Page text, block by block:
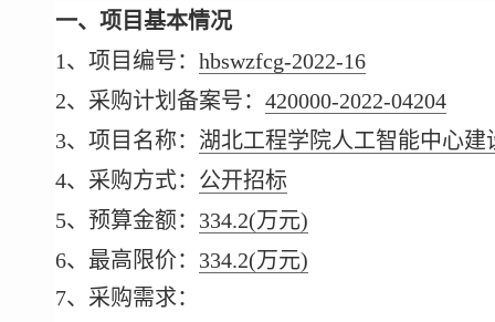
一、项目基本情况
1、项目编号： hbswzfcg-2022-16
2、采购计划备案号： 420000-2022-04204
3、项目名称： 湖北工程学院人工智能中心
4、采购方式： 公开招标
5、预算金额： 334.2(万元)
6、最高限价： 334.2(万元)
7、采购需求：